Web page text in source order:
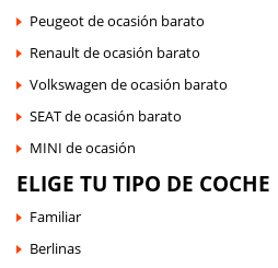
Peugeot de ocasión barato
Renault de ocasión barato
Volkswagen de ocasión barato
SEAT de ocasión barato
MINI de ocasión
ELIGE TU TIPO DE COCHE
Familiar
Berlinas